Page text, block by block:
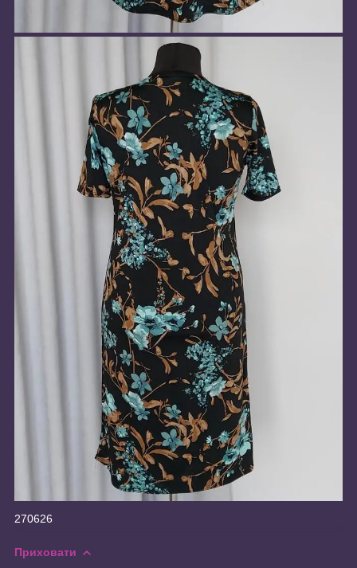
270626
Приховати